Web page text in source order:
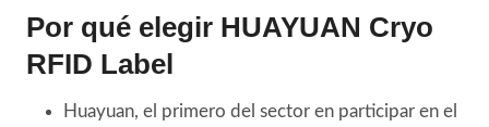
Por qué elegir HUAYUAN Cryo
RFID Label
Huayuan, el primero del sector en participar en el